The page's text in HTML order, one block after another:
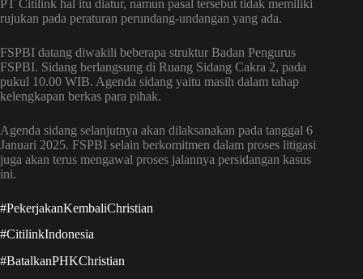
PT Citilink hal itu diatur, namun pasal tersebut tidak memiliki
rujukan pada peraturan perundang-undangan yang ada.
FSPBI datang diwakili beberapa struktur Badan Pengurus
FSPBI. Sidang berlangsung di Ruang Sidang Cakra 2, pada
pukul 10.00 WIB. Agenda sidang yaitu masih dalam tahap
kelengkapan berkas para pihak.
Agenda sidang selanjutnya akan dilaksanakan pada tanggal 6
Januari 2025. FSPBI selain berkomitmen dalam proses litigasi
juga akan terus mengawal proses jalannya persidangan kasus
ini.
#PekerjakanKembaliChristian
#CitilinkIndonesia
#BatalkanPHKChristian